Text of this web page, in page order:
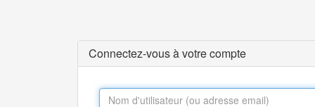
Connectez-vous à votre compte